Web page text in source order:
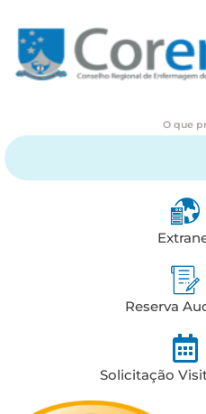
O que
Reserva
Solicitação